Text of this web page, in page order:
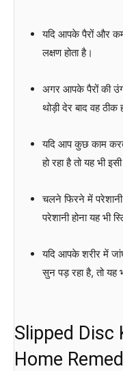
यदि आपके पैरों और
लक्षण होता है।
अगर आपके पैरों की
थोड़ी देर बाद वह ठीक
यदि आप कुछ काम
हो रहा है तो यह भी
चलने फिरने में
परेशानी होना यह भी
यदि आपके शरीर में
सुन पड़ रहा है, तो यह
Slipped Disc
Home